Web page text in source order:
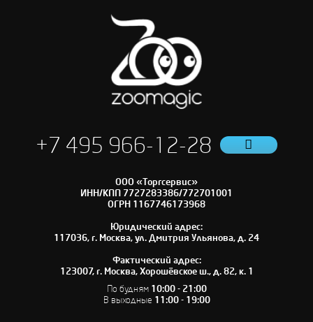
+7 495 966-12-28
ООО «Торгсервис»
ИНН/КПП 7727283386/772701001
ОГРН 1167746173968
Юридический адрес:
117036, г. Москва, ул. Дмитрия Ульянова, д. 24
Фактический адрес:
123007, г. Москва, Хорошёвское ш., д. 82, к. 1
По будням10:00 - 21:00
В выходные 11:00 - 19:00